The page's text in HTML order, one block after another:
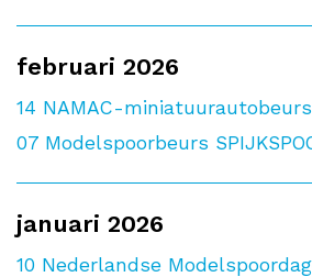
februari 2026
14 NAMAC-
07 Modelspoorbeurs
januari 2026
10 Nederlandse